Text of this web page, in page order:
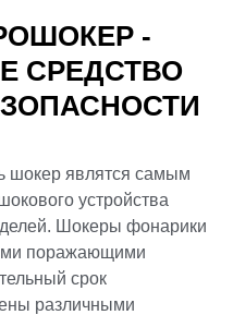
-
СРЕДСТВО
шокер являтся самым
устройства
Шокеры фонарики
поражающими
срок
различными